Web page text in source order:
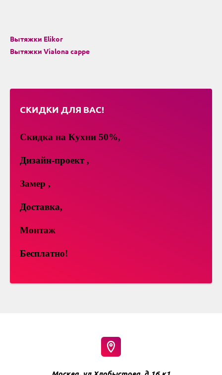
Вытяжки Elikor
Вытяжки Vialona cappe
СКИДКИ ДЛЯ ВАС!
Скидка на Кухни 50%,
Дизайн-проект ,
Замер ,
Доставка,
Монтаж
Бесплатно!